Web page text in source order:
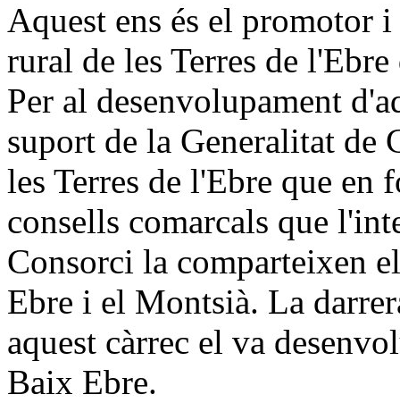
Aquest ens és el promotor
rural de les Terres de
Per al desenvolupament
suport de la Generalitat de
les Terres de l'Ebre que en
consells comarcals que
Consorci la comparteixen
Ebre i el Montsià. La
aquest càrrec el va
Baix Ebre.